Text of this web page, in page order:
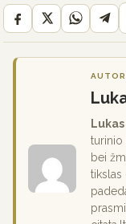
turinio
bei
tikslas